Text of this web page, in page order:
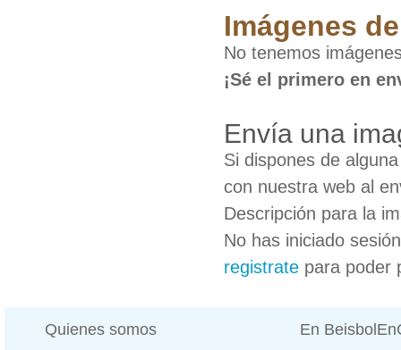
Imágenes
No tenemos
¡Sé el primero en
Envía una
Si dispones de
con nuestra web al
Descripción para la
No has iniciado
registrate para poder
Quienes somos En